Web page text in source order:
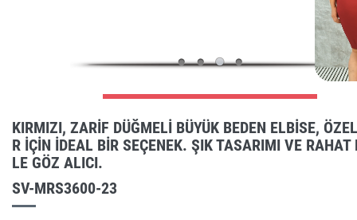
KIRMIZI, ZARIF DÜĞMELI BÜYÜK BEDEN ELBISE,
R IÇIN IDEAL BIR SEÇENEK. ŞIK TASARIMI VE RAHAT
LE GÖZ ALICI.
SV-MRS3600-23